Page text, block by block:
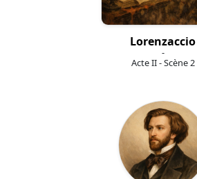
Lorenzaccio
-
Acte II - Scène 2